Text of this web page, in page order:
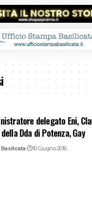
delegato Eni,
Dda di Potenza, Gay
10 Giugno 2016